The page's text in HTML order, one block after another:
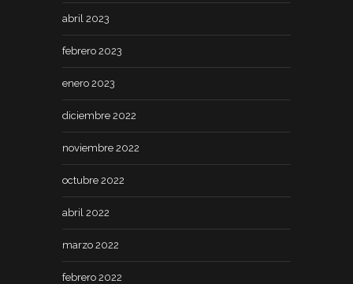
abril 2023
febrero 2023
enero 2023
diciembre 2022
noviembre 2022
octubre 2022
abril 2022
marzo 2022
febrero 2022